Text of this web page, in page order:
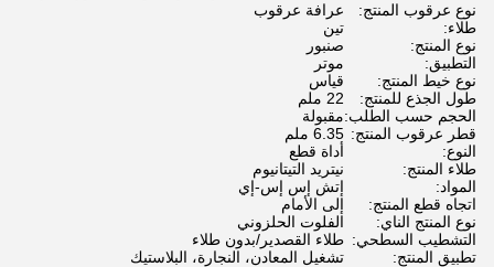
نوع عرقوب المنتج:
عرافة عرقوب
طلاء:
تين
نوع المنتج:
صنبور
التطبيق:
موتر
نوع خيط المنتج:
قياس
طول الجذع للمنتج:
22 ملم
الحجم حسب الطلب:مقبولة
قطر عرقوب المنتج: 6.35 ملم
النوع:
أداة قطع
طلاء المنتج:
نيتريد التيتانيوم
المواد:
إتش إس إس-إي
اتجاه قطع المنتج:
إلى الأمام
نوع المنتج الناي:
الفلوت الحلزوني
التشطيب السطحي: طلاء القصدير/بدون طلاء
تطبيق المنتج:
تشغيل المعادن، النجارة، البلاستيك